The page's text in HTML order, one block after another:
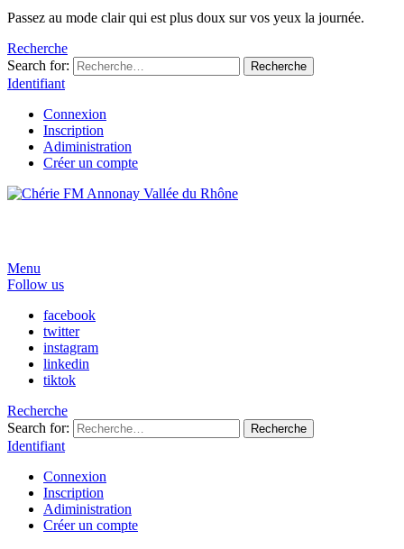
Passez au mode clair qui est plus doux sur vos yeux la journée.
Recherche
Search for:
Recherche
Identifiant
Connexion
Inscription
Adiministration
Créer un compte
Menu
Follow us
facebook
twitter
instagram
linkedin
tiktok
Recherche
Search for:
Recherche
Identifiant
Connexion
Inscription
Adiministration
Créer un compte